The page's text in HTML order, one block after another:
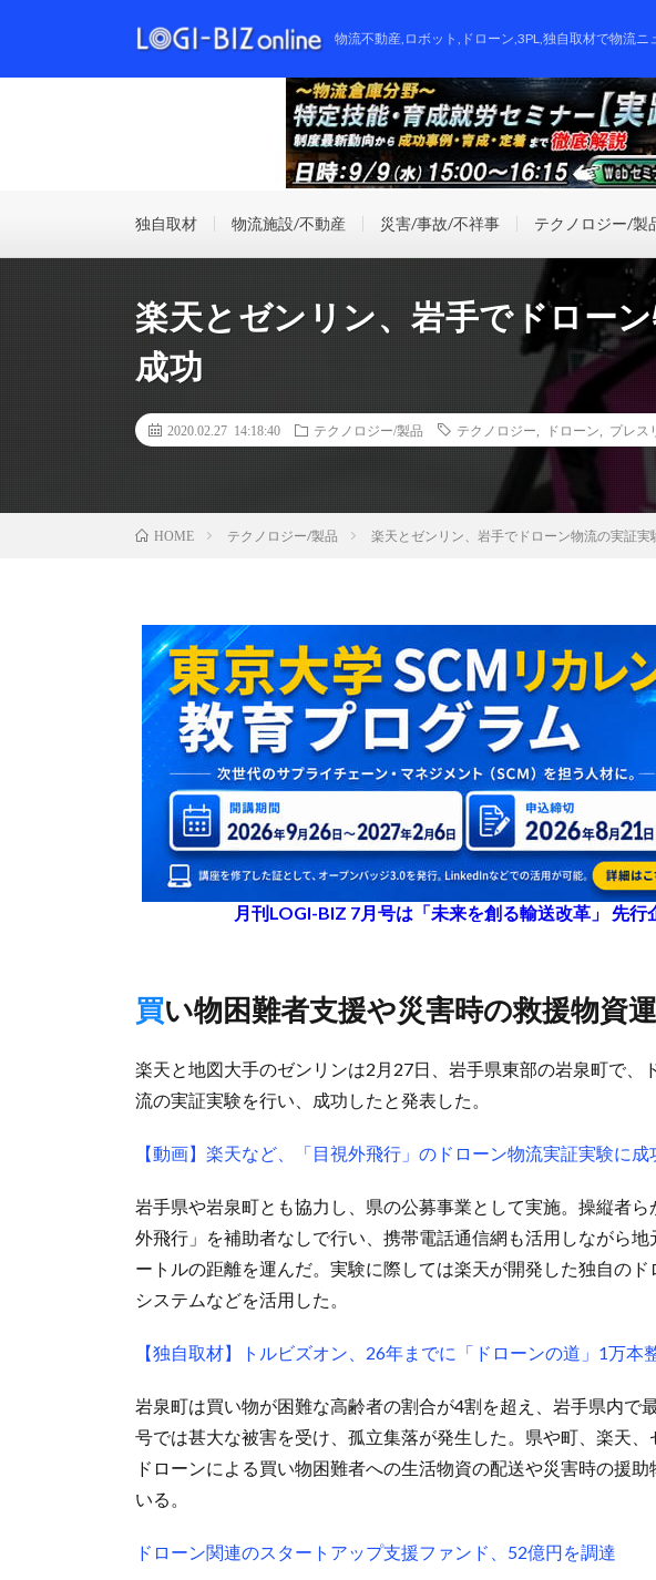
物流不動産,ロボット,ドローン,3PL,独自取材で物流ニ
独自取材 物流施設/不動産 災害/事故/不祥事 テクノロジー/製
楽天とゼンリン、岩手でドロー
成功
2020.02.27 14:18:40 テクノロジー/製品 テクノロジー ドローン プレス
HOME テクノロジー/製品 楽天とゼンリン、岩手でドローン物流の実証実
月刊LOGI-BIZ 7月号は「未来を創る輸送改革」 先
買い物困難者支援や災害時の救援物資
楽天と地図大手のゼンリンは2月27日、岩手県東部の岩泉町で、
流の実証実験を行い、成功したと発表した。
【動画】楽天など、「目視外飛行」のドローン物流実証実験に成
岩手県や岩泉町とも協力し、県の公募事業として実施。操縦者
外飛行」を補助者なしで行い、携帯電話通信網も活用しながら
ートルの距離を運んだ。実験に際しては楽天が開発した独自の
システムなどを活用した。
【独自取材】トルビズオン、26年までに「ドローンの道」1万本
岩泉町は買い物が困難な高齢者の割合が4割を超え、岩手県内で
号では甚大な被害を受け、孤立集落が発生した。県や町、楽天、
ドローンによる買い物困難者への生活物資の配送や災害時の援
いる。
ドローン関連のスタートアップ支援ファンド、52億円を調達